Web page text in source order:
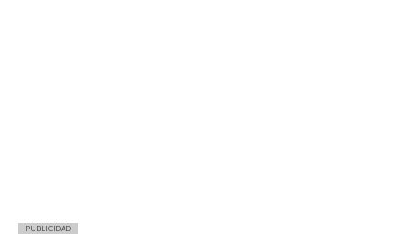
PUBLICIDAD